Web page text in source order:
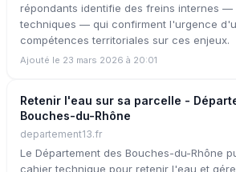
répondants identifie des freins internes —
techniques — qui confirment l'urgence
compétences territoriales sur ces enjeux.
Ajouté le 23 mars 2026 à 20:01
Retenir l'eau sur sa parcelle -
Bouches-du-Rhône
departement13.fr
Le Département des Bouches-du-Rhône
cahier technique pour retenir l'eau et